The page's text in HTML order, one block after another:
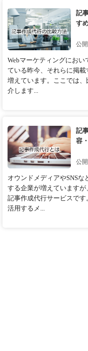
記
す
公
Webマーケティングにお
ている昨今、それらに掲
増えています。ここでは
介します...
記
容
公
オウンドメディアやSNS
する企業が増えています
記事作成代行サービスで
活用するメ...